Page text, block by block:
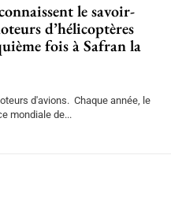
le savoir-
d’hélicoptères
fois à Safran la
Chaque année, le
mondiale de...